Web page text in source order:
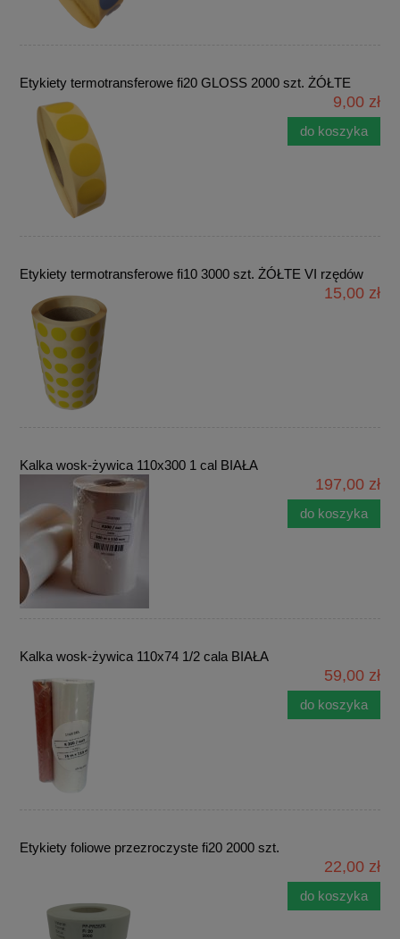
Etykiety termotransferowe fi20 GLOSS 2000 szt. ŻÓŁTE
9,00 zł
do koszyka
Etykiety termotransferowe fi10 3000 szt. ŻÓŁTE VI rzędów
15,00 zł
Kalka wosk-żywica 110x300 1 cal BIAŁA
197,00 zł
do koszyka
Kalka wosk-żywica 110x74 1/2 cala BIAŁA
59,00 zł
do koszyka
Etykiety foliowe przezroczyste fi20 2000 szt.
22,00 zł
do koszyka